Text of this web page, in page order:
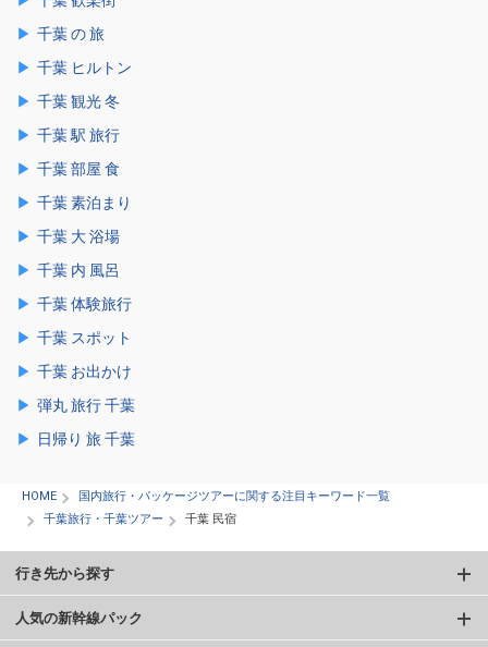
千葉 の 旅
千葉 ヒルトン
千葉 観光 冬
千葉 駅 旅行
千葉 部屋 食
千葉 素泊まり
千葉 大 浴場
千葉 内 風呂
千葉 体験旅行
千葉 スポット
千葉 お出かけ
弾丸 旅行 千葉
日帰り 旅 千葉
HOME
国内旅行・パッケージツアーに関する注目キーワード一覧
千葉旅行・千葉ツアー
千葉 民宿
行き先から探す
人気の新幹線パック